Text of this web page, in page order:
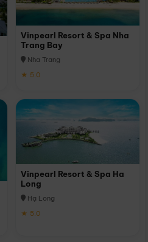
Vinpearl Resort & Spa Nha
Trang Bay
Nha Trang
★ 5.0
Vinpearl Resort & Spa Ha
Long
Hạ Long
★ 5.0